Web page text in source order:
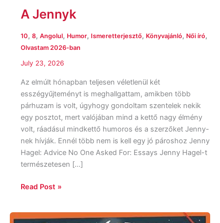
A Jennyk
10, 8, Angolul, Humor, Ismeretterjesztő, Könyvajánló, Női író,
Olvastam 2026-ban
July 23, 2026
Az elmúlt hónapban teljesen véletlenül két
esszégyűjteményt is meghallgattam, amikben több
párhuzam is volt, úgyhogy gondoltam szentelek nekik
egy posztot, mert valójában mind a kettő nagy élmény
volt, ráadásul mindkettő humoros és a szerzőket Jenny-
nek hívják. Ennél több nem is kell egy jó pároshoz Jenny
Hagel: Advice No One Asked For: Essays Jenny Hagel-t
természetesen […]
Read Post »
Janice